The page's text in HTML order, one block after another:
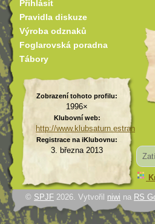
Přihlásit
Pravidla diskuze
Výroba odznaků
Foglarovská poradna
Tábory
Zobrazení tohoto profilu:
1996×
Klubovní web:
http://www.klubsaturn.estranky.cz
Registrace na iKlubovnu:
3. března 2013
© SPJF 2026. Vytvořil niwi na RS